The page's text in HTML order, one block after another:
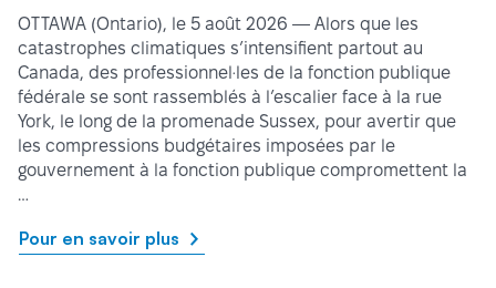
OTTAWA (Ontario), le 5 août 2026 — Alors que les
catastrophes climatiques s’intensifient partout au
Canada, des professionnel·les de la fonction publique
fédérale se sont rassemblés à l’escalier face à la rue
York, le long de la promenade Sussex, pour avertir que
les compressions budgétaires imposées par le
gouvernement à la fonction publique compromettent la
…
Pour en savoir plus